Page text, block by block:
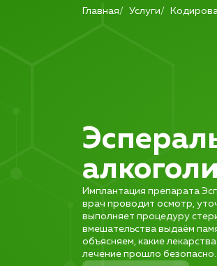
Главная Услуги
Имплантация препарата
врач проводит осмотр,
выполняет процедуру
вмешательства выдаём
объясняем, какие
лечение прошло